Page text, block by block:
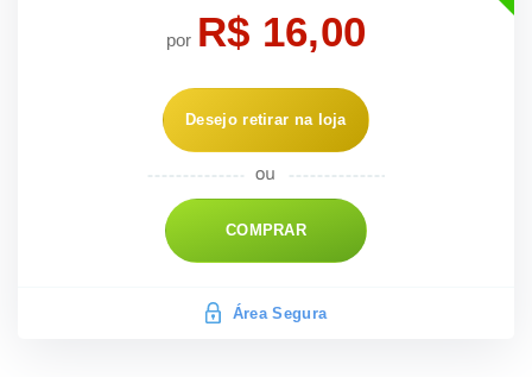
por R$ 16,00
Desejo retirar na loja
COMPRAR
Área Segura